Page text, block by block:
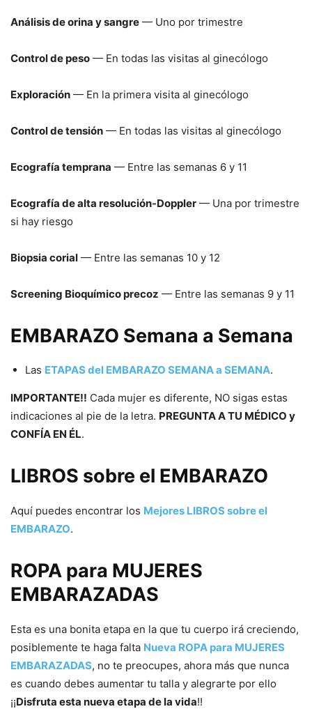
Análisis de orina y sangre — Uno por trimestre
Control de peso — En todas las visitas al ginecólogo
Exploración — En la primera visita al ginecólogo
Control de tensión — En todas las visitas al ginecólogo
Ecografía temprana — Entre las semanas 6 y 11
Ecografía de alta resolución-Doppler — Una por trimestre
si hay riesgo
Biopsia corial — Entre las semanas 10 y 12
Screening Bioquímico precoz — Entre las semanas 9 y 11
EMBARAZO Semana a Semana
Las ETAPAS del EMBARAZO SEMANA a SEMANA.
IMPORTANTE!! Cada mujer es diferente, NO sigas estas
indicaciones al pie de la letra. PREGUNTA A TU MÉDICO y
CONFÍA EN ÉL.
LIBROS sobre el EMBARAZO
Aquí puedes encontrar los Mejores LIBROS sobre el
EMBARAZO.
ROPA para MUJERES
EMBARAZADAS
Esta es una bonita etapa en la que tu cuerpo irá creciendo,
posiblemente te haga falta Nueva ROPA para MUJERES
EMBARAZADAS, no te preocupes, ahora más que nunca
es cuando debes aumentar tu talla y alegrarte por ello
¡¡Disfruta esta nueva etapa de la vida!!